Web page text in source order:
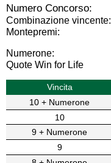
Numero Concorso:
Combinazione vincente:
Montepremi:
Numerone:
Quote Win for Life
Vincita
10 + Numerone
10
9 + Numerone
9